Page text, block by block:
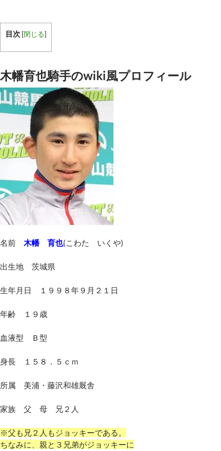
目次 [閉じる]
木幡育也騎手のwiki風プロフィール
名前 木幡 育也(こわた いくや)
出生地 茨城県
生年月日 １９９８年９月２１日
年齢 １９歳
血液型 Ｂ型
身長 １５８．５ｃｍ
所属 美浦・藤沢和雄厩舎
家族 父 母 兄２人
※父も兄２人もジョッキーである。
ちなみに、親と３兄弟がジョッキーに